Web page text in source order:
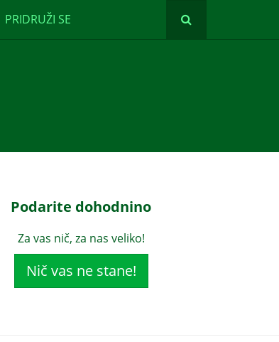
PRIDRUŽI SE
Podarite dohodnino
Za vas nič, za nas veliko!
Nič vas ne stane!